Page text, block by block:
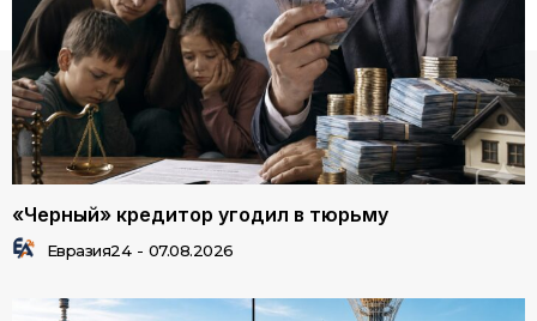
«Черный» кредитор угодил в тюрьму
Евразия24 - 07.08.2026